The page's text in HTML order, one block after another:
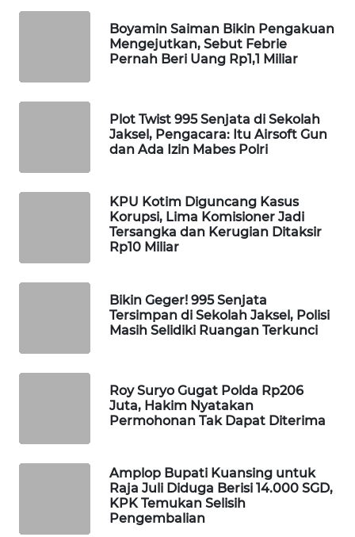
Boyamin Saiman Bikin Pengakuan
Mengejutkan, Sebut Febrie
Pernah Beri Uang Rp1,1 Miliar
Plot Twist 995 Senjata di Sekolah
Jaksel, Pengacara: Itu Airsoft Gun
dan Ada Izin Mabes Polri
KPU Kotim Diguncang Kasus
Korupsi, Lima Komisioner Jadi
Tersangka dan Kerugian Ditaksir
Rp10 Miliar
Bikin Geger! 995 Senjata
Tersimpan di Sekolah Jaksel, Polisi
Masih Selidiki Ruangan Terkunci
Roy Suryo Gugat Polda Rp206
Juta, Hakim Nyatakan
Permohonan Tak Dapat Diterima
Amplop Bupati Kuansing untuk
Raja Juli Diduga Berisi 14.000 SGD,
KPK Temukan Selisih
Pengembalian
WAHANA
MASYARAKAT
KELISTRIKAN